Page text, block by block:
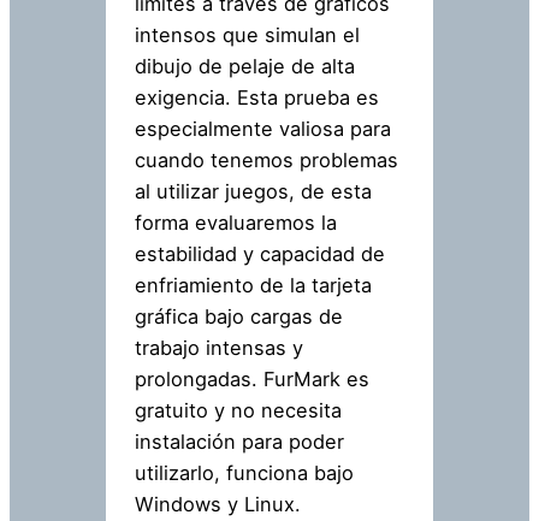
intensos que simulan el
dibujo de pelaje de alta
exigencia. Esta prueba es
especialmente valiosa para
cuando tenemos problemas
al utilizar juegos, de esta
forma evaluaremos la
estabilidad y capacidad de
enfriamiento de la tarjeta
gráfica bajo cargas de
trabajo intensas y
prolongadas. FurMark es
gratuito y no necesita
instalación para poder
utilizarlo, funciona bajo
Windows y Linux.